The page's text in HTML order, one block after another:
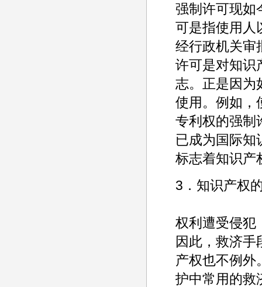
强制许可现如
可是指使用人
经行政机关审
许可是对知识
志。正是因为
使用。例如，
专利权的强制
已成为国际知
标志着知识产
3．知识产权
权利遭受侵犯
因此，救济手
产权也不例外
护中常用的救